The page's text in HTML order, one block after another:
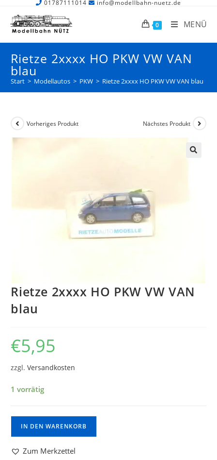
01787111014 info@modellbahn-nuetz.de
0 MENÜ
Rietze 2xxxx HO PKW VW VAN
blau
Start > Modellautos > PKW > Rietze 2xxxx HO PKW VW VAN blau
Vorheriges Produkt Nächstes Produkt
Rietze 2xxxx HO PKW VW VAN
blau
€5,95
zzgl.Versandkosten
1 vorrätig
IN DEN WARENKORB
Zum Merkzettel